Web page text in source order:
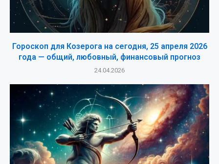
Гороскоп для Козерога на сегодня, 25 апреля 2026
года — общий, любовный, финансовый прогноз
24.04.2026